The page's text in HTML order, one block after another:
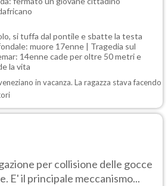
si tuffa dal pontile e sbatte la testa
muore 17enne | Tragedia sul
14enne cade per oltre 50 metri e
la vita
in vacanza. La ragazza stava facendo
per collisione delle gocce
E' il principale meccanismo...